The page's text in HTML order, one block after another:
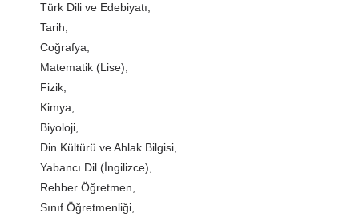
Türk Dili ve Edebiyatı,
Tarih,
Coğrafya,
Matematik (Lise),
Fizik,
Kimya,
Biyoloji,
Din Kültürü ve Ahlak Bilgisi,
Yabancı Dil (İngilizce),
Rehber Öğretmen,
Sınıf Öğretmenliği,